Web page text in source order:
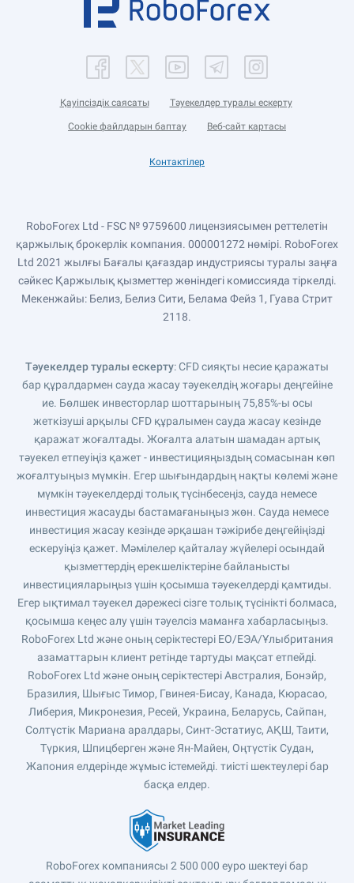
Қауіпсіздік саясаты Тәуекелдер туралы ескерту
Cookie файлдарын баптау Веб-сайт картасы
Контактілер
RoboForex Ltd - FSC № 9759600 лицензиясымен реттелетін
қаржылық брокерлік компания. 000001272 нөмірі. RoboForex
Ltd 2021 жылғы Бағалы қағаздар индустриясы туралы заңға
сәйкес Қаржылық қызметтер жөніндегі комиссияда тіркелді.
Мекенжайы: Белиз, Белиз Сити, Белама Фейз 1, Гуава Стрит
2118.
Тәуекелдер туралы ескерту: CFD сияқты несие қаражаты
бар құралдармен сауда жасау тәуекелдің жоғары деңгейіне
ие. Бөлшек инвесторлар шоттарының 75,85%-ы осы
жеткізуші арқылы CFD құралымен сауда жасау кезінде
қаражат жоғалтады. Жоғалта алатын шамадан артық
тәуекел етпеуіңіз қажет - инвестицияңыздың сомасынан көп
жоғалтуыңыз мүмкін. Егер шығындардың нақты көлемі және
мүмкін тәуекелдерді толық түсінбесеңіз, сауда немесе
инвестиция жасауды бастамағаныңыз жөн. Сауда немесе
инвестиция жасау кезінде әрқашан тәжірибе деңгейіңізді
ескеруіңіз қажет. Мәмілелер қайталау жүйелері осындай
қызметтердің ерекшеліктеріне байланысты
инвестицияларыңыз үшін қосымша тәуекелдерді қамтиды.
Егер ықтимал тәуекел дәрежесі сізге толық түсінікті болмаса,
қосымша кеңес алу үшін тәуелсіз маманға хабарласыңыз.
RoboForex Ltd және оның серіктестері ЕО/ЕЭА/Ұлыбритания
азаматтарын клиент ретінде тартуды мақсат етпейді.
RoboForex Ltd және оның серіктестері Австралия, Бонэйр,
Бразилия, Шығыс Тимор, Гвинея-Бисау, Канада, Кюрасао,
Либерия, Микронезия, Ресей, Украина, Беларусь, Сайпан,
Солтүстік Мариана аралдары, Синт-Эстатиус, АҚШ, Таити,
Түркия, Шпицберген және Ян-Майен, Оңтүстік Судан,
Жапония елдерінде жұмыс істемейді. тиісті шектеулері бар
басқа елдер.
RoboForex компаниясы 2 500 000 еуро шектеуі бар